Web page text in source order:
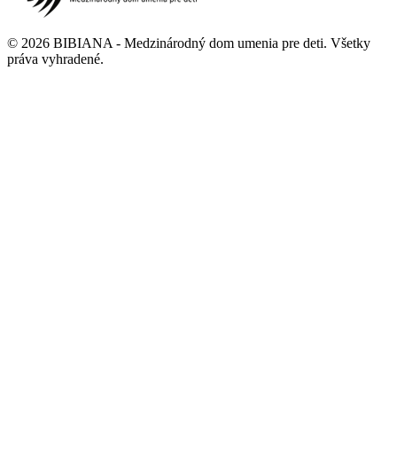
© 2026 BIBIANA - Medzinárodný dom umenia pre deti. Všetky
práva vyhradené.